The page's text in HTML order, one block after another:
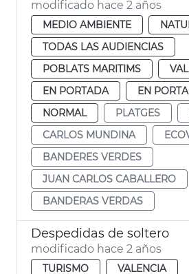
modificado hace 2 años
MEDIO AMBIENTE
TODAS LAS AUDIENCIAS
POBLATS MARITIMS
EN PORTADA
EN
NORMAL
PLATGES
CARLOS MUNDINA
BANDERES VERDES
JUAN CARLOS CABALLERO
BANDERAS VERDAS
Despedidas de soltero
modificado hace 2 años
TURISMO
VALENCIA